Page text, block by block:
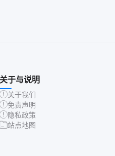
关于与说明
关于我们
免责声明
隐私政策
站点地图